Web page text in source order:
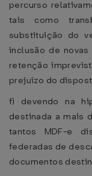
percurso
tais como
substituição do
inclusão de
retenção
prejuízo do
f) devendo na
destinada a mais
tantos MDF-e
federadas de
documentos